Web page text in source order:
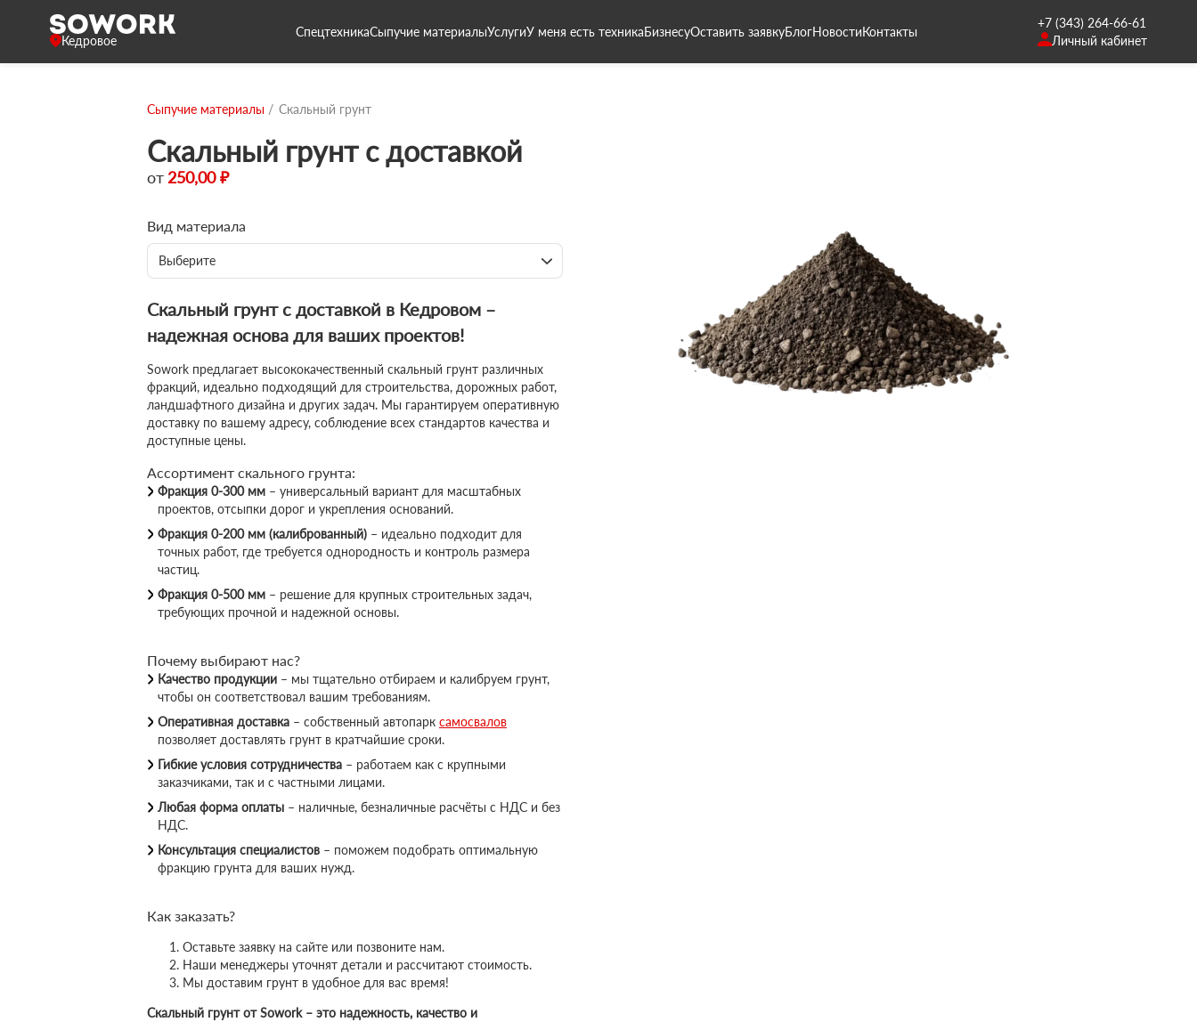
Кедровое
СпецтехникаСыпучие материалыУслугиУ меня есть техникаБизнесуОставить заявкуБлогНовостиКонтакты
+7 (343) 264-66-61
Личный кабинет
Сыпучие материалы Скальный грунт
Скальный грунт с доставкой
от 250,00 ₽
Вид материала
Выберите
Скальный грунт с доставкой в Кедровом –
надежная основа для ваших проектов!
Sowork предлагает высококачественный скальный грунт различных
фракций, идеально подходящий для строительства, дорожных работ,
ландшафтного дизайна и других задач. Мы гарантируем оперативную
доставку по вашему адресу, соблюдение всех стандартов качества и
доступные цены.
Ассортимент скального грунта:
Фракция 0-300 мм – универсальный вариант для масштабных
проектов, отсыпки дорог и укрепления оснований.
Фракция 0-200 мм (калиброванный) – идеально подходит для
точных работ, где требуется однородность и контроль размера
частиц.
Фракция 0-500 мм – решение для крупных строительных задач,
требующих прочной и надежной основы.
Почему выбирают нас?
Качество продукции – мы тщательно отбираем и калибруем грунт,
чтобы он соответствовал вашим требованиям.
Оперативная доставка – собственный автопарк самосвалов
позволяет доставлять грунт в кратчайшие сроки.
Гибкие условия сотрудничества – работаем как с крупными
заказчиками, так и с частными лицами.
Любая форма оплаты – наличные, безналичные расчёты с НДС и без
НДС.
Консультация специалистов – поможем подобрать оптимальную
фракцию грунта для ваших нужд.
Как заказать?
Оставьте заявку на сайте или позвоните нам.
Наши менеджеры уточнят детали и рассчитают стоимость.
Мы доставим грунт в удобное для вас время!
Скальный грунт от Sowork – это надежность, качество и